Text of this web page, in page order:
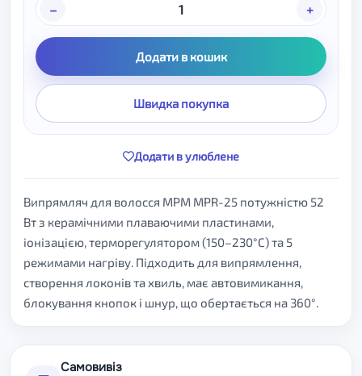
– +
Додати в кошик
Швидка покупка
Додати в улюблене
Випрямляч для волосся MPM MPR-25 потужністю 52
Вт з керамічними плаваючими пластинами,
іонізацією, терморегулятором (150–230°C) та 5
режимами нагріву. Підходить для випрямлення,
створення локонів та хвиль, має автовимикання,
блокування кнопок і шнур, що обертається на 360°.
Самовивіз